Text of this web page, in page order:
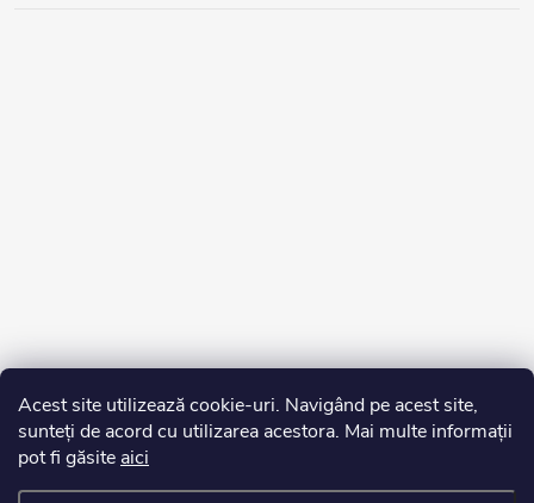
Acest site utilizează cookie-uri. Navigând pe acest site,
sunteți de acord cu utilizarea acestora. Mai multe informații
pot fi găsite aici